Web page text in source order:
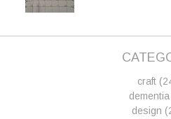
craft
dementia
design